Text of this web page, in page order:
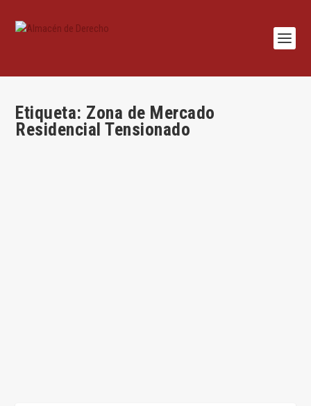
Etiqueta: Zona de Mercado
Residencial Tensionado